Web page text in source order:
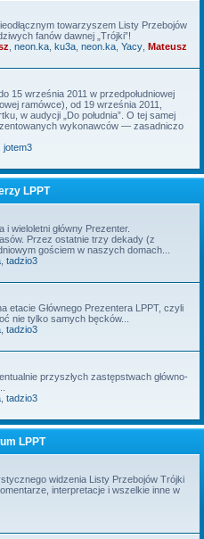
towarzyszem Listy Przebojów
fanów dawnej „Trójki”!
neon.ka ku3a neon.ka Yacy Mateusz
15 września 2011 w przedpołudniowej
ramówce), od 19 września 2011,
w audycji „Do południa”. O tej samej
wykonawców — zasadniczo
jotem3
LPPT
i wieloletni główny Prezenter.
Przez ostatnie trzy dekady (z
gościem w naszych domach...
tadzio3
etacie Głównego Prezentera LPPT, czyli
nie tylko samych bęcków...
tadzio3
przyszłych zastępstwach główno-
tadzio3
LPPT
widzenia Listy Przebojów Trójki
interpretacje i wszelkie inne w